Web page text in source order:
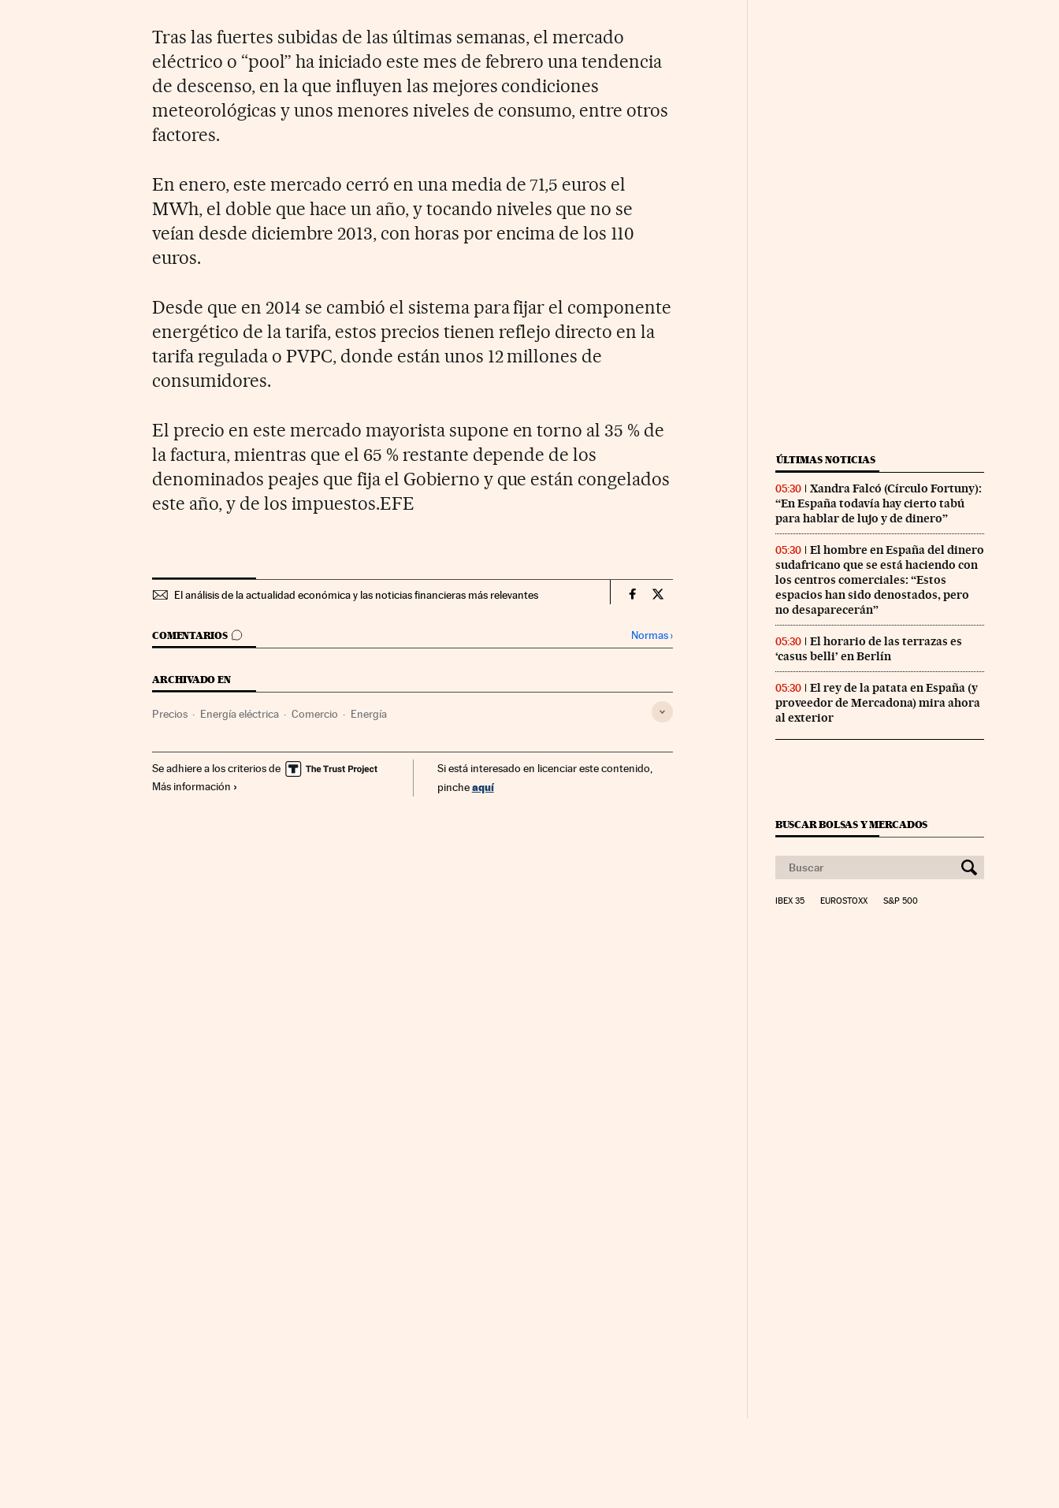
Tras las fuertes subidas de las últimas semanas, el mercado
eléctrico o “pool” ha iniciado este mes de febrero una tendencia
de descenso, en la que influyen las mejores condiciones
meteorológicas y unos menores niveles de consumo, entre otros
factores.
En enero, este mercado cerró en una media de 71,5 euros el
MWh, el doble que hace un año, y tocando niveles que no se
veían desde diciembre 2013, con horas por encima de los 110
euros.
Desde que en 2014 se cambió el sistema para fijar el componente
energético de la tarifa, estos precios tienen reflejo directo en la
tarifa regulada o PVPC, donde están unos 12 millones de
consumidores.
El precio en este mercado mayorista supone en torno al 35 % de
la factura, mientras que el 65 % restante depende de los
denominados peajes que fija el Gobierno y que están congelados
este año, y de los impuestos.EFE
El análisis de la actualidad económica y las noticias financieras más relevantes Companias Cinco Días en Facebook
Companias Cinco Días en Twitter
COMENTARIOS
IR A LOS COMENTARIOS Normas›
ARCHIVADO EN
Precios Energía eléctrica Comercio Energía
Se adhiere a los criterios de
Más información
Si está interesado en licenciar este contenido,
pincheaquí
ÚLTIMAS NOTICIAS
05:30
Xandra Falcó (Círculo Fortuny):
“En España todavía hay cierto tabú
para hablar de lujo y de dinero”
05:30
El hombre en España del dinero
sudafricano que se está haciendo con
los centros comerciales: “Estos
espacios han sido denostados, pero
no desaparecerán”
05:30
El horario de las terrazas es
‘casus belli’ en Berlín
05:30
El rey de la patata en España (y
proveedor de Mercadona) mira ahora
al exterior
BUSCAR BOLSAS Y MERCADOS
IBEX 35 EUROSTOXX S&P 500